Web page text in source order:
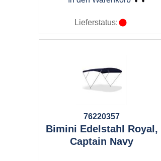
Lieferstatus:
76220357
Bimini Edelstahl Royal,
Captain Navy